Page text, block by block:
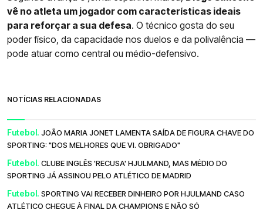
vê no atleta um jogador com características ideais
para reforçar a sua defesa. O técnico gosta do seu
poder físico, da capacidade nos duelos e da polivalência —
pode atuar como central ou médio-defensivo.
NOTÍCIAS RELACIONADAS
Futebol. JOÃO MARIA JONET LAMENTA SAÍDA DE FIGURA CHAVE DO
SPORTING: "DOS MELHORES QUE VI. OBRIGADO"
Futebol. CLUBE INGLÊS 'RECUSA' HJULMAND, MAS MÉDIO DO
SPORTING JÁ ASSINOU PELO ATLÉTICO DE MADRID
Futebol. SPORTING VAI RECEBER DINHEIRO POR HJULMAND CASO
ATLÉTICO CHEGUE À FINAL DA CHAMPIONS E NÃO SÓ